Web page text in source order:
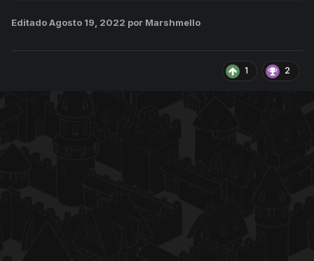
EditadoAgosto 19, 2022 por Marshmello
1 2